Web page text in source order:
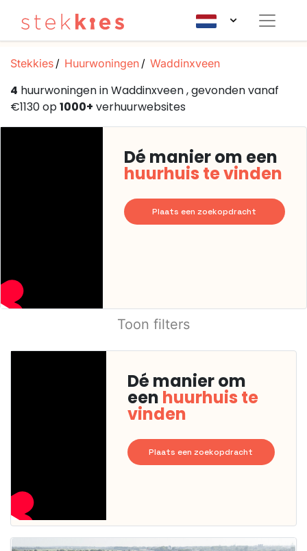
Stekkies Huurwoningen Waddinxveen
4 huurwoningen in Waddinxveen , gevonden vanaf
€1130 op1000+ verhuurwebsites
Dé manier om een
huurhuis te vinden
Plaats een zoekopdracht
Toon filters
Dé manier om
een huurhuis te
vinden
Plaats een zoekopdracht